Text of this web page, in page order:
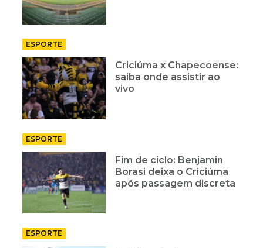
ESPORTE
Criciúma x Chapecoense:
saiba onde assistir ao
vivo
ESPORTE
Fim de ciclo: Benjamin
Borasi deixa o Criciúma
após passagem discreta
ESPORTE